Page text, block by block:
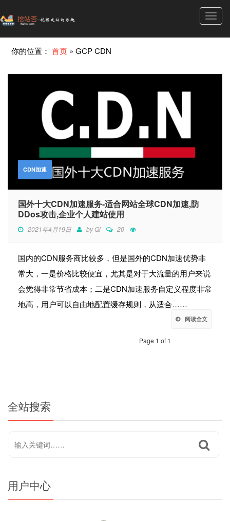
你的位置：首页 »GCP CDN
CDN加速
国外十大CDN加速服务-适合网站全球CDN加速,防
DDos攻击,企业个人建站使用
2021年4月19日 byQi 20
国内的CDN服务商比较多，但是国外的CDN加速优势非
常大，一是价格比较便宜，尤其是对于大流量的用户来说
会觉得非常节省成本；二是CDN加速服务自定义程度非常
地高，用户可以自由地配置缓存规则，从适合……
阅读全文
Page 1 of 1
全站搜索
用户中心